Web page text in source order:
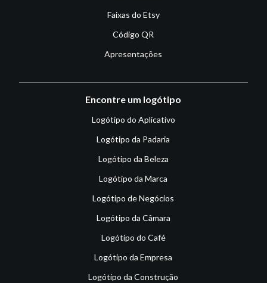
Faixas do Etsy
Código QR
Apresentações
Encontre um logótipo
Logótipo do Aplicativo
Logótipo da Padaria
Logótipo da Beleza
Logótipo da Marca
Logótipo de Negócios
Logótipo da Câmara
Logótipo do Café
Logótipo da Empresa
Logótipo da Construção